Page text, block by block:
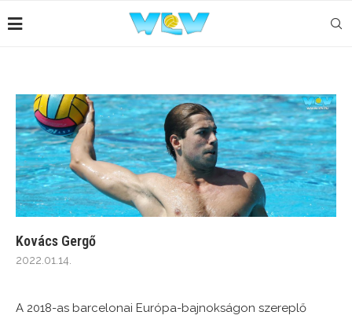
Kovács Gergő
2022.01.14.
A 2018-as barcelonai Európa-bajnokságon szereplő